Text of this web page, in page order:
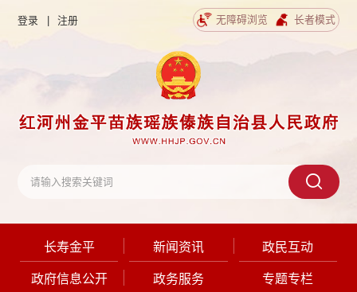
登录 | 注册 无障碍浏览 长者模式
长寿金平 新闻资讯 政民互动
政府信息公开 政务服务 专题专栏